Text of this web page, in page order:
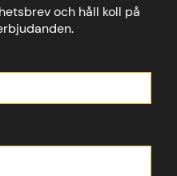
och håll koll på